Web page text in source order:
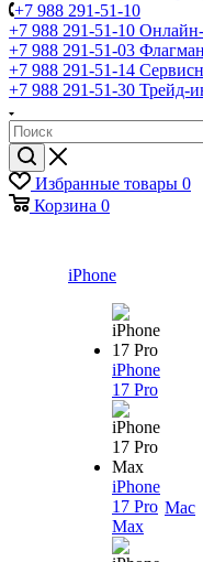
+7 988 291-51-10
+7 988 291-51-10
+7 988 291-51-03
+7 988 291-51-14
+7 988 291-51-30 Трейд-
Избранные товары 0
Корзина 0
iPhone
iPhone
17 Pro
iPhone
17 Pro
Max
Mac